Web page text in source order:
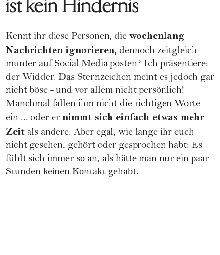
ist kein Hindernis
Kennt ihr diese Personen, die wochenlang
Nachrichten ignorieren, dennoch zeitgleich
munter auf Social Media posten? Ich präsentiere:
der Widder. Das Sternzeichen meint es jedoch gar
nicht böse - und vor allem nicht persönlich!
Manchmal fallen ihm nicht die richtigen Worte
ein ... oder er nimmt sich einfach etwas mehr
Zeit als andere. Aber egal, wie lange ihr euch
nicht gesehen, gehört oder gesprochen habt: Es
fühlt sich immer so an, als hätte man nur ein paar
Stunden keinen Kontakt gehabt.